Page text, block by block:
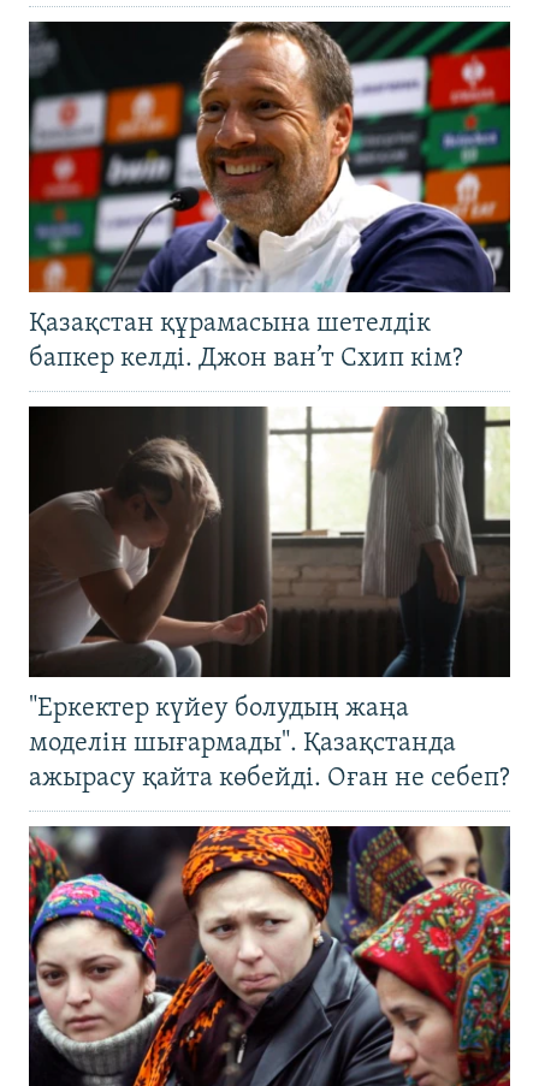
Қазақстан құрамасына шетелдік
бапкер келді. Джон ван’т Схип кім?
"Еркектер күйеу болудың жаңа
моделін шығармады". Қазақстанда
ажырасу қайта көбейді. Оған не себеп?